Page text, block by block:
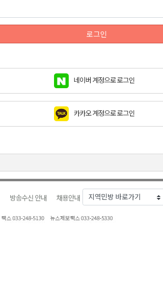
로그인
네이버 계정으로 로그인
카카오 계정으로 로그인
방송수신 안내 채용안내